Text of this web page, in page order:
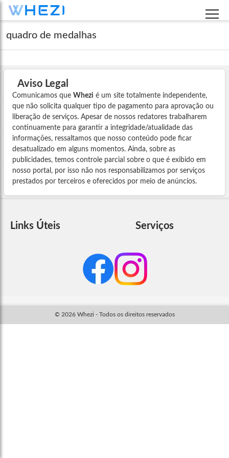
quadro de medalhas
Aviso Legal
Comunicamos que Whezi é um site totalmente independente,
que não solicita qualquer tipo de pagamento para aprovação ou
liberação de serviços. Apesar de nossos redatores trabalharem
continuamente para garantir a integridade/atualidade das
informações, ressaltamos que nosso conteúdo pode ficar
desatualizado em alguns momentos. Ainda, sobre as
publicidades, temos controle parcial sobre o que é exibido em
nosso portal, por isso não nos responsabilizamos por serviços
prestados por terceiros e oferecidos por meio de anúncios.
Links Úteis Serviços
© 2026 Whezi - Todos os direitos reservados